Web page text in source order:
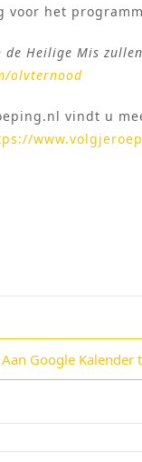
voor het
de Heilige Mis
olvternood
vindt u
Google Kalender